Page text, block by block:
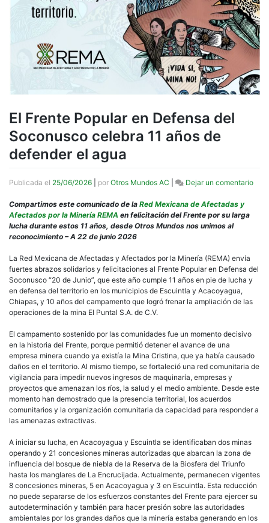
El Frente Popular en Defensa del
Soconusco celebra 11 años de
defender el agua
Publicada el 25/06/2026 por Otros Mundos AC Dejar un comentarioen
Compartimos este comunicado de la Red Mexicana de Afectadas y
Afectados por la Minería REMA en felicitación del Frente por su larga
lucha durante estos 11 años, desde Otros Mundos nos unimos al
reconocimiento – A 22 de junio 2026
La Red Mexicana de Afectadas y Afectados por la Minería (REMA) envía
fuertes abrazos solidarios y felicitaciones al Frente Popular en Defensa del
Soconusco “20 de Junio”, que este año cumple 11 años en pie de lucha y
en defensa del territorio en los municipios de Escuintla y Acacoyagua,
Chiapas, y 10 años del campamento que logró frenar la ampliación de las
operaciones de la mina El Puntal S.A. de C.V.
El campamento sostenido por las comunidades fue un momento decisivo
en la historia del Frente, porque permitió detener el avance de una
empresa minera cuando ya existía la Mina Cristina, que ya había causado
daños en el territorio. Al mismo tiempo, se fortaleció una red comunitaria de
vigilancia para impedir nuevos ingresos de maquinaría, empresas y
proyectos que amenazan los ríos, la salud y el medio ambiente. Desde este
momento han demostrado que la presencia territorial, los acuerdos
comunitarios y la organización comunitaria da capacidad para responder a
las amenazas extractivas.
A iniciar su lucha, en Acacoyagua y Escuintla se identificaban dos minas
operando y 21 concesiones mineras autorizadas que abarcan la zona de
influencia del bosque de niebla de la Reserva de la Biosfera del Triunfo
hasta los manglares de La Encrucijada. Actualmente, permanecen vigentes
8 concesiones mineras, 5 en Acacoyagua y 3 en Escuintla. Esta reducción
no puede separarse de los esfuerzos constantes del Frente para ejercer su
autodeterminación y también para hacer presión sobre las autoridades
ambientales por los grandes daños que la minería estaba generando en los